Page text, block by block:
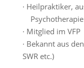
· Heilpraktiker,
Psychotherapie
· Mitglied im VFP
· Bekannt aus
SWR etc.)